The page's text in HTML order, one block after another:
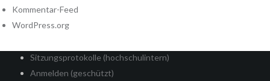
Kommentar-Feed
WordPress.org
Sitzungsprotokolle (hochschulintern)
Anmelden (geschützt)